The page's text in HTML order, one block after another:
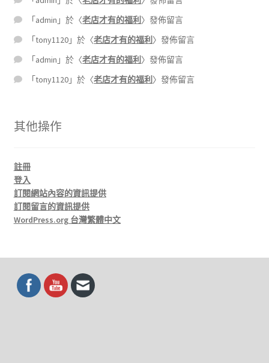
「admin 」於〈老店才有的福利 〉發佈留言
「tony1120 」於〈老店才有的福利 〉發佈留言
「admin 」於〈老店才有的福利 〉發佈留言
「tony1120 」於〈老店才有的福利 〉發佈留言
其他操作
註冊
登入
訂閱網站內容的資訊提供
訂閱留言的資訊提供
WordPress.org 台灣繁體中文